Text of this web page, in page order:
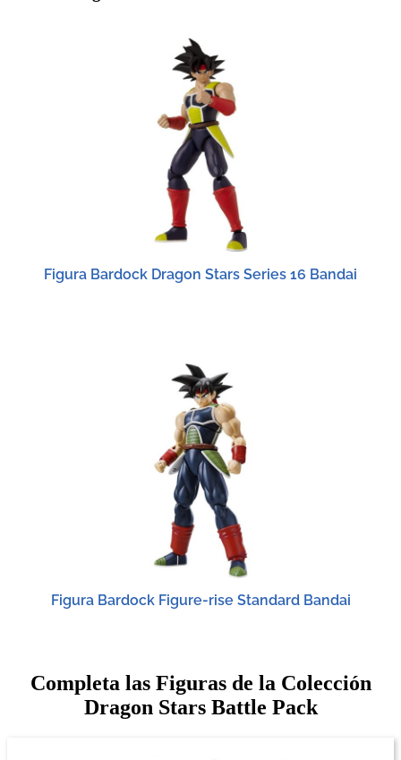
Figura Bardock Dragon Stars Series 16 Bandai
Figura Bardock Figure-rise Standard Bandai
Completa las Figuras de la Colección
Dragon Stars Battle Pack